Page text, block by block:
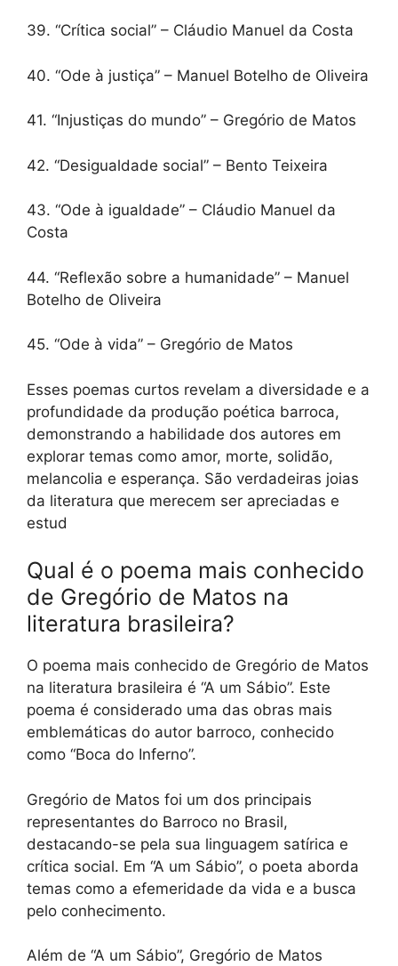
39. “Crítica social” – Cláudio Manuel da Costa
40. “Ode à justiça” – Manuel Botelho de Oliveira
41. “Injustiças do mundo” – Gregório de Matos
42. “Desigualdade social” – Bento Teixeira
43. “Ode à igualdade” – Cláudio Manuel da
Costa
44. “Reflexão sobre a humanidade” – Manuel
Botelho de Oliveira
45. “Ode à vida” – Gregório de Matos
Esses poemas curtos revelam a diversidade e a
profundidade da produção poética barroca,
demonstrando a habilidade dos autores em
explorar temas como amor, morte, solidão,
melancolia e esperança. São verdadeiras joias
da literatura que merecem ser apreciadas e
estud
Qual é o poema mais conhecido
de Gregório de Matos na
literatura brasileira?
O poema mais conhecido de Gregório de Matos
na literatura brasileira é “A um Sábio”. Este
poema é considerado uma das obras mais
emblemáticas do autor barroco, conhecido
como “Boca do Inferno”.
Gregório de Matos foi um dos principais
representantes do Barroco no Brasil,
destacando-se pela sua linguagem satírica e
crítica social. Em “A um Sábio”, o poeta aborda
temas como a efemeridade da vida e a busca
pelo conhecimento.
Além de “A um Sábio”, Gregório de Matos